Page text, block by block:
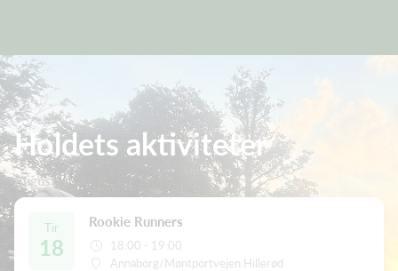
Holdets aktiviteter
August
Tir
18
Rookie Runners
18:00 - 19:00
Annaborg/Møntportvejen Hillerød